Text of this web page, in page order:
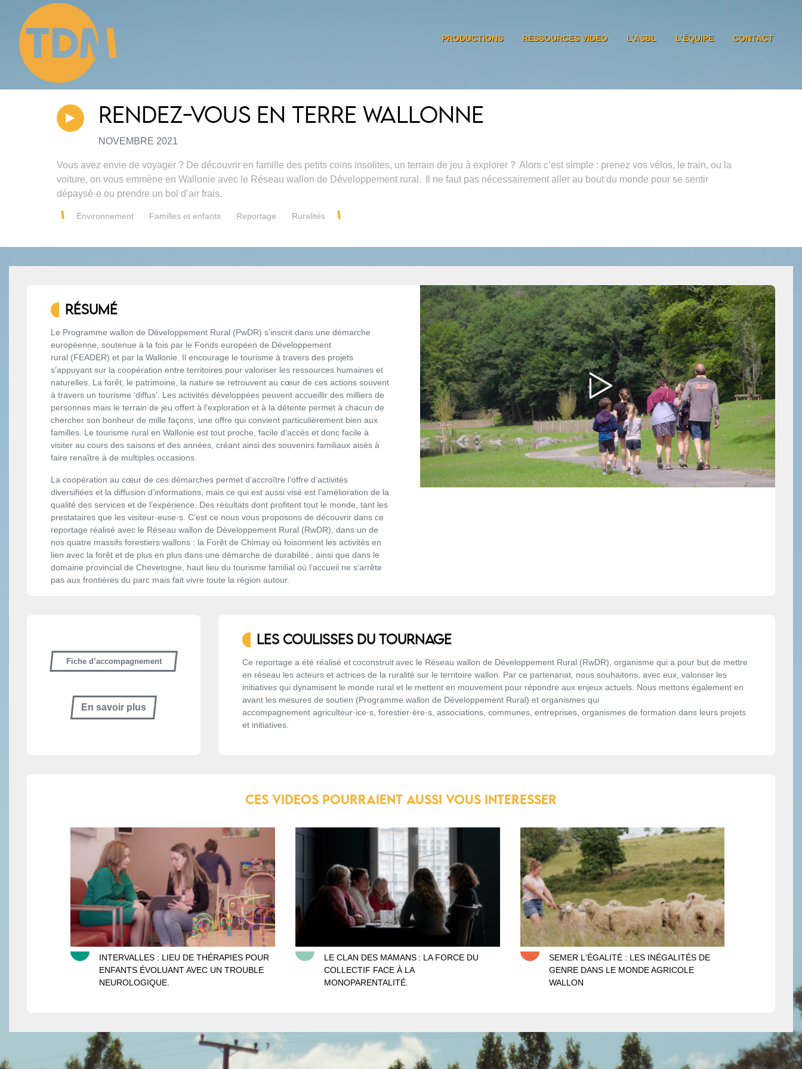
PRODUCTIONS RESSOURCES VIDEO L’ASBL L’ÉQUIPE CONTACT
RENDEZ-VOUS EN TERRE WALLONNE
NOVEMBRE 2021
Vous avez envie de voyager ? De découvrir en famille des petits coins insolites, un terrain de jeu à explorer ? Alors c’est simple : prenez vos vélos, le train, ou la
voiture, on vous emmène en Wallonie avec le Réseau wallon de Développement rural. Il ne faut pas nécessairement aller au bout du monde pour se sentir
dépaysé·e ou prendre un bol d’air frais.
Environnement Familles et enfants Reportage Ruralités
RÉSUMÉ
Le Programme wallon de Développement Rural (PwDR) s’inscrit dans une démarche
européenne, soutenue à la fois par le Fonds européen de Développement
rural (FEADER) et par la Wallonie. Il encourage le tourisme à travers des projets
s’appuyant sur la coopération entre territoires pour valoriser les ressources humaines et
naturelles. La forêt, le patrimoine, la nature se retrouvent au cœur de ces actions souvent
à travers un tourisme ‘diffus’. Les activités développées peuvent accueillir des milliers de
personnes mais le terrain de jeu offert à l’exploration et à la détente permet à chacun de
chercher son bonheur de mille façons, une offre qui convient particulièrement bien aux
familles. Le tourisme rural en Wallonie est tout proche, facile d’accès et donc facile à
visiter au cours des saisons et des années, créant ainsi des souvenirs familiaux aisés à
faire renaître à de multiples occasions.
La coopération au cœur de ces démarches permet d’accroître l’offre d’activités
diversifiées et la diffusion d’informations, mais ce qui est aussi visé est l’amélioration de la
qualité des services et de l’expérience. Des résultats dont profitent tout le monde, tant les
prestataires que les visiteur·euse·s. C’est ce nous vous proposons de découvrir dans ce
reportage réalisé avec le Réseau wallon de Développement Rural (RwDR), dans un de
nos quatre massifs forestiers wallons : la Forêt de Chimay où foisonnent les activités en
lien avec la forêt et de plus en plus dans une démarche de durabilité ; ainsi que dans le
domaine provincial de Chevetogne, haut lieu du tourisme familial où l’accueil ne s’arrête
pas aux frontières du parc mais fait vivre toute la région autour.
Fiche d’accompagnement
En savoir plus
LES COULISSES DU TOURNAGE
Ce reportage a été réalisé et coconstruit avec le Réseau wallon de Développement Rural (RwDR), organisme qui a pour but de mettre
en réseau les acteurs et actrices de la ruralité sur le territoire wallon. Par ce partenariat, nous souhaitons, avec eux, valoriser les
initiatives qui dynamisent le monde rural et le mettent en mouvement pour répondre aux enjeux actuels. Nous mettons également en
avant les mesures de soutien (Programme wallon de Développement Rural) et organismes qui
accompagnement agriculteur·ice·s, forestier·ère·s, associations, communes, entreprises, organismes de formation dans leurs projets
et initiatives.
CES VIDEOS POURRAIENT AUSSI VOUS INTERESSER
Intervalles
INTERVALLES : LIEU DE THÉRAPIES POUR
ENFANTS ÉVOLUANT AVEC UN TROUBLE
NEUROLOGIQUE.
Le clan des mamans
LE CLAN DES MAMANS : LA FORCE DU
COLLECTIF FACE À LA
MONOPARENTALITÉ.
Agricultrices, semer l’égalité
SEMER L'ÉGALITÉ : LES INÉGALITÉS DE
GENRE DANS LE MONDE AGRICOLE
WALLON